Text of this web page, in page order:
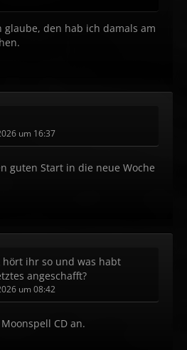
glaube, den hab ich damals am
um 16:37
guten Start in die neue Woche
hört ihr so und was habt
angeschafft?
um 08:42
CD an.